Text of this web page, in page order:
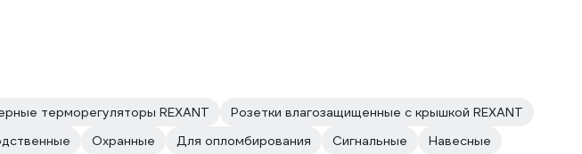
терморегуляторы REXANT
Розетки влагозащищенные с крышкой REXANT
Охранные Для опломбирования Сигнальные
Навесные